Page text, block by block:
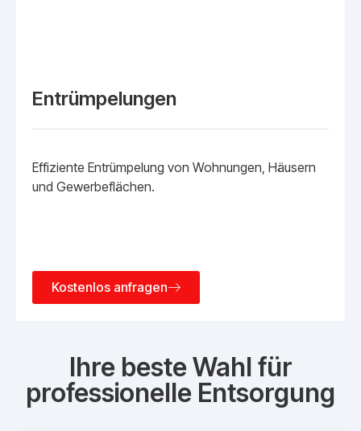
Entrümpelungen
Effiziente Entrümpelung von Wohnungen, Häusern
und Gewerbeflächen.
Kostenlos anfragen
Ihre beste Wahl für
professionelle Entsorgung